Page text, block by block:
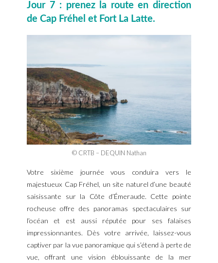
Jour 7 : prenez la route en direction
de Cap Fréhel et Fort La Latte.
© CRTB – DEQUIN Nathan
Votre sixième journée vous conduira vers le
majestueux Cap Fréhel, un site naturel d’une beauté
saisissante sur la Côte d’Émeraude. Cette pointe
rocheuse offre des panoramas spectaculaires sur
l’océan et est aussi réputée pour ses falaises
impressionnantes. Dès votre arrivée, laissez-vous
captiver par la vue panoramique qui s’étend à perte de
vue, offrant une vision éblouissante de la mer